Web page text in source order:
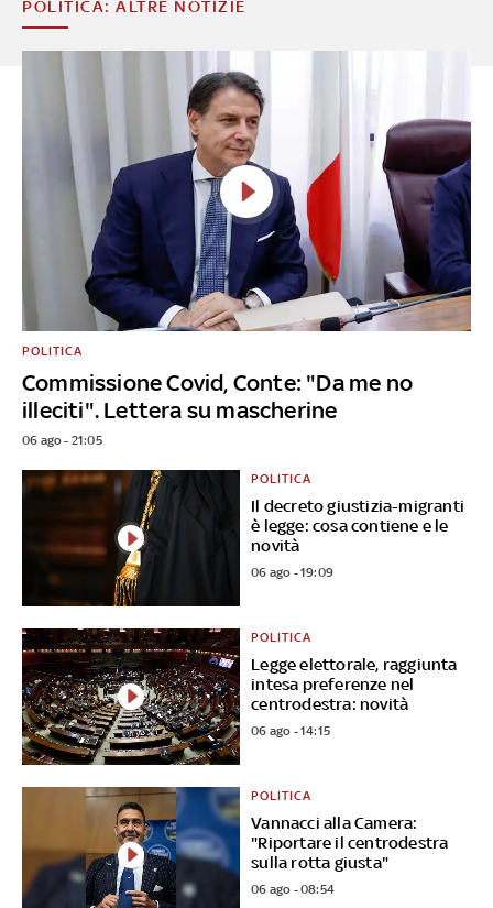
POLITICA: ALTRE NOTIZIE
Commissione Covid, Conte: "Da me no
illeciti". Lettera su mascherine
POLITICA
06 ago - 21:05
Il decreto giustizia-migranti
è legge: cosa contiene e le
novità
POLITICA
06 ago - 19:09
Legge elettorale, raggiunta
intesa preferenze nel
centrodestra: novità
POLITICA
06 ago - 14:15
Vannacci alla Camera:
"Riportare il centrodestra
sulla rotta giusta"
POLITICA
06 ago - 08:54